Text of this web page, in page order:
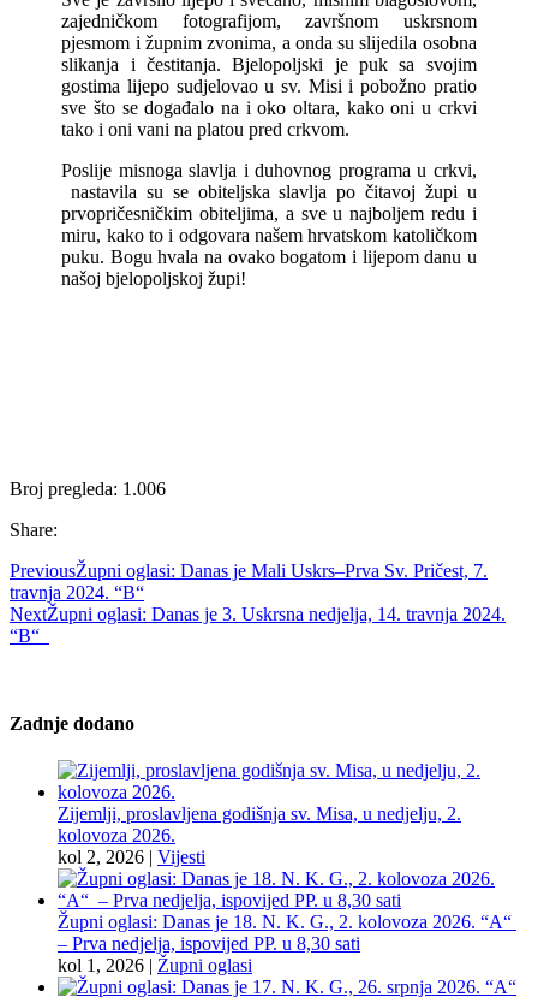
zajedničkom fotografijom, završnom uskrsnom
pjesmom i župnim zvonima, a onda su slijedila osobna
slikanja i čestitanja. Bjelopoljski je puk sa svojim
gostima lijepo sudjelovao u sv. Misi i pobožno pratio
sve što se događalo na i oko oltara, kako oni u crkvi
tako i oni vani na platou pred crkvom.
Poslije misnoga slavlja i duhovnog programa u crkvi,
nastavila su se obiteljska slavlja po čitavoj župi u
prvopričesničkim obiteljima, a sve u najboljem redu i
miru, kako to i odgovara našem hrvatskom katoličkom
puku. Bogu hvala na ovako bogatom i lijepom danu u
našoj bjelopoljskoj župi!
Broj pregleda: 1.006
Share:
PreviousŽupni oglasi: Danas je Mali Uskrs–Prva Sv. Pričest, 7.
travnja 2024. “B“
NextŽupni oglasi: Danas je 3. Uskrsna nedjelja, 14. travnja 2024.
“B“
Zadnje dodano
Zijemlji, proslavljena godišnja sv. Misa, u nedjelju, 2.
kolovoza 2026.
kol 2, 2026 | Vijesti
Župni oglasi: Danas je 18. N. K. G., 2. kolovoza 2026. “A“
– Prva nedjelja, ispovijed PP. u 8,30 sati
kol 1, 2026 | Župni oglasi